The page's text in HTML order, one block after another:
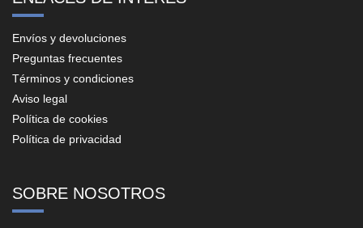
Envíos y devoluciones
Preguntas frecuentes
Términos y condiciones
Aviso legal
Política de cookies
Política de privacidad
SOBRE NOSOTROS